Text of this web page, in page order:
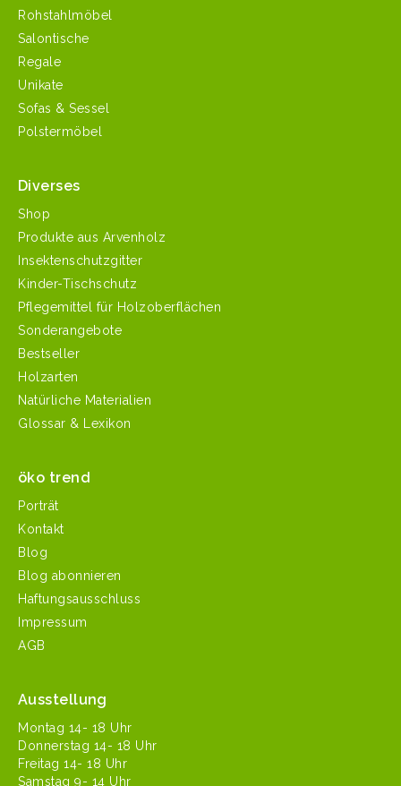
Rohstahlmöbel
Salontische
Regale
Unikate
Sofas & Sessel
Polstermöbel
Diverses
Shop
Produkte aus Arvenholz
Insektenschutzgitter
Kinder-Tischschutz
Pflegemittel für Holzoberflächen
Sonderangebote
Bestseller
Holzarten
Natürliche Materialien
Glossar & Lexikon
öko trend
Porträt
Kontakt
Blog
Blog abonnieren
Haftungsausschluss
Impressum
AGB
Ausstellung
Mon­tag 14- 18 Uhr
Don­ner­stag 14- 18 Uhr
Fre­itag 14- 18 Uhr
Sam­stag 9- 14 Uhr